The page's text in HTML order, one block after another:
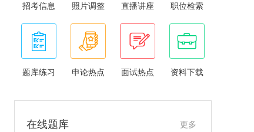
招考信息 照片调整 直播讲座 职位检索
题库练习 申论热点 面试热点 资料下载
更多
在线题库